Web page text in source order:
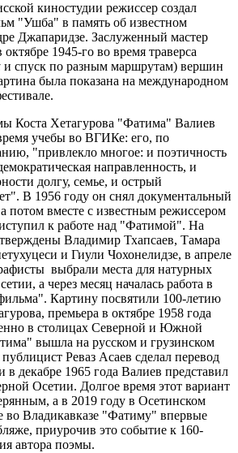
киностудии режиссер создал
"Ушба" в память об известном
Джапаридзе. Заслуженный мастер
1945-го во время траверса
спуск по разным маршрутам) вершин
была показана на международном
Коста Хетагурова "Фатима" Валиев
учебы во ВГИКе: его, по
"привлекло многое: и поэтичность
направленность, и
долгу, семье, и острый
В 1956 году он снял документальный
потом вместе с известным режиссером
к работе над "Фатимой". На
Владимир Тхапсаев, Тамара
и Гиули Чохонелидзе, в апреле
выбрали места для натурных
а через месяц началась работа в
Картину посвятили 100-летию
премьера в октябре 1958 года
в столицах Северной и Южной
вышла на русском и грузинском
Реваз Асаев сделал перевод
в декабре 1965 года Валиев представил
Осетии. Долгое время этот вариант
а в 2019 году в Осетинском
во Владикавказе "Фатиму" впервые
приурочив это событие к 160-
автора поэмы.